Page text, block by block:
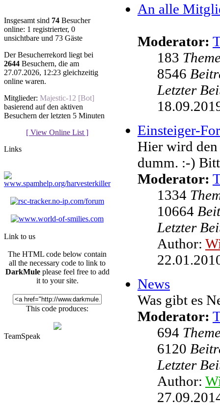
Insgesamt sind 74 Besucher
online: 1 registrierter, 0
unsichtbare und 73 Gäste
Der Besucherrekord liegt bei
2644 Besuchern, die am
27.07.2026, 12:23 gleichzeitig
online waren.
Mitglieder: Majestic-12 [Bot]
basierend auf den aktiven
Besuchern der letzten 5 Minuten
[ View Online List ]
Links
Link to us
The HTML code below contain
all the necessary code to link to
DarkMuleplease feel free to add
it to your site.
This code produces:
TeamSpeak
An alle
Moderator:
183
8546
Letzter
Einsteiger-
Hier wird
dumm. :-)
Moderator:
1334
10664
Letzter
Author:
News
Was gibt es
Moderator:
694
6120
Letzter
Author: